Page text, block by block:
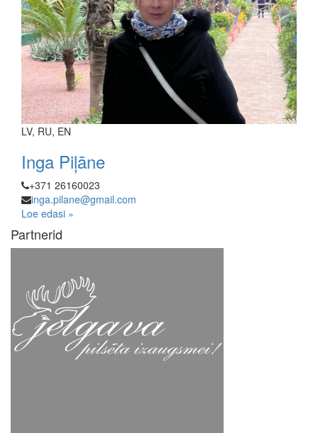
LV, RU, EN
Inga Piļāne
+371 26160023
inga.pilane@gmail.com
Loe edasi »
Partnerid